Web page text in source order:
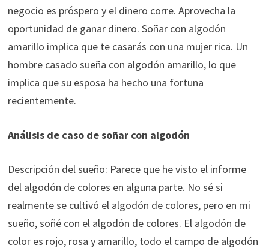
negocio es próspero y el dinero corre. Aprovecha la
oportunidad de ganar dinero. Soñar con algodón
amarillo implica que te casarás con una mujer rica. Un
hombre casado sueña con algodón amarillo, lo que
implica que su esposa ha hecho una fortuna
recientemente.
Análisis de caso de soñar con algodón
Descripción del sueño: Parece que he visto el informe
del algodón de colores en alguna parte. No sé si
realmente se cultivó el algodón de colores, pero en mi
sueño, soñé con el algodón de colores. El algodón de
color es rojo, rosa y amarillo, todo el campo de algodón